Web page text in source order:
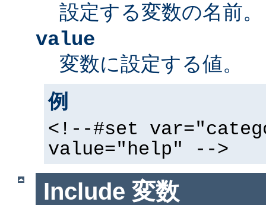
設定する変数の名前。
value
変数に設定する値。
例
<!--#set
value="help" -->
Include 変数